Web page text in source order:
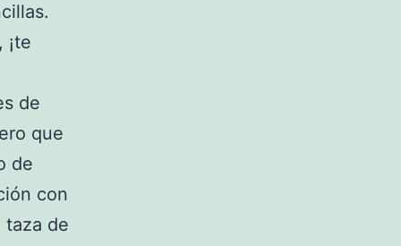
¡te
de
que
de
con
taza de